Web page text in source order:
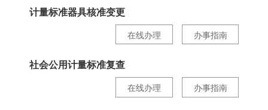
计量标准器具核准变更
办事指南
在线办理
社会公用计量标准复查
办事指南
在线办理